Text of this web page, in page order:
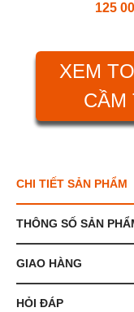
125
XEM
CHI TIẾT SẢN PHẨM
THÔNG SỐ SẢN
GIAO HÀNG
HỎI ĐÁP